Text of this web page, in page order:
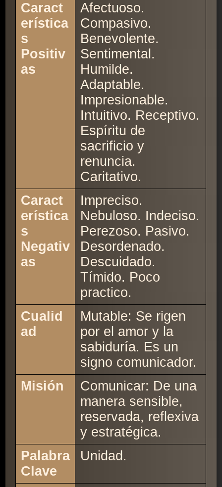
Caract
erística
s
Positiv
as
Afectuoso.
Compasivo.
Benevolente.
Sentimental.
Humilde.
Adaptable.
Impresionable.
Intuitivo. Receptivo.
Espíritu de
sacrificio y
renuncia.
Caritativo.
Caract
erística
s
Negativ
as
Impreciso.
Nebuloso. Indeciso.
Perezoso. Pasivo.
Desordenado.
Descuidado.
Tímido. Poco
practico.
Cualid
ad
Mutable: Se rigen
por el amor y la
sabiduría. Es un
signo comunicador.
Misión
Comunicar: De una
manera sensible,
reservada, reflexiva
y estratégica.
Palabra
Clave
Unidad.